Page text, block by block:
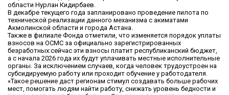
области Нурлан Кидирбаев.
В декабре текущего года запланировано проведение пилота по
технической реализации данного механизма с акиматами
Акмолинской области и города Астана.
Также в филиале Фонда отметили, что изменяется порядок уплаты
взносов на ОСМС за официально зарегистрированных
безработных:сейчас эти взносы платит республиканский бюджет,
а с начала 2026 года их будут уплачивать местные исполнительные
органы. За исключением случаев, когда человек трудоустроен на
субсидируемую работу или проходит обучение у работодателя.
«Такое решение даст регионам стимул создавать больше рабочих
мест, помогать людям найти работу, снижать уровень бедности и